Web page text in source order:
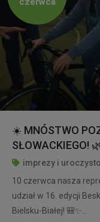
☀️ MNÓSTWO
SŁOWACKIEGO!
imprezy i
10 czerwca nasza
udział w 16. edycji
Bielsku-Białej! 🎒✨...